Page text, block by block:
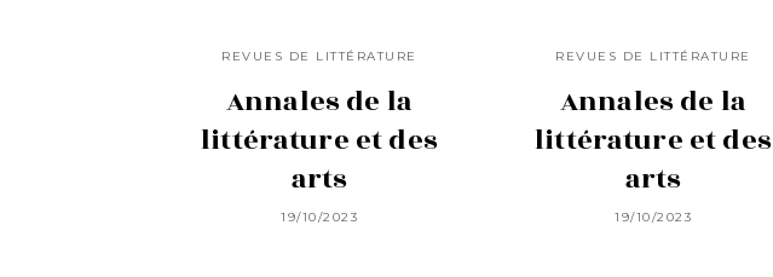
REVUES DE LITTÉRATURE
Annales de la
littérature et des
arts
19/10/2023
REVUES DE LITTÉRATURE
Annales de la
littérature et des
arts
19/10/2023